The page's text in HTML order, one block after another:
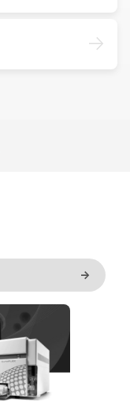
->
->